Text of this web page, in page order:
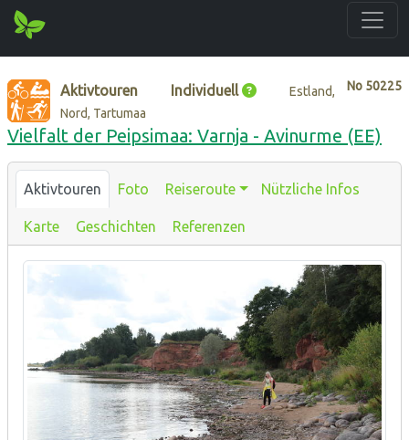
No 50225
Aktivtouren Individuell
Estland,
Nord, Tartumaa
Vielfalt der Peipsimaa: Varnja - Avinurme (EE)
Aktivtouren Foto Reiseroute Nützliche Infos
Karte Geschichten Referenzen